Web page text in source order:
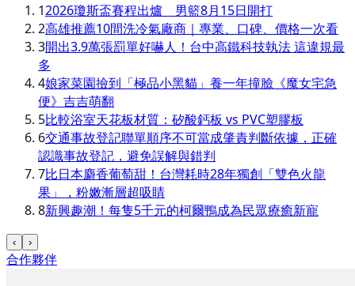
12026瓊斯盃賽程出爐 男籃8月15日開打
2高雄推薦10間洗冷氣廠商｜專業、口碑、價格一次看
3開出3.9萬張罰單好嚇人！台中高鐵科技執法 這違規最
多
4娘家菜園撿到「極品小黑貓」養一年撞臉《魔女宅急
便》吉吉萌翻
5比較浴室天花板材質：矽酸鈣板 vs PVC塑膠板
6交通事故登記聯單順序不可當成肇責判斷依據，正確
認識事故登記，避免誤解與錯判
7比日本麝香葡萄甜！台灣耗時28年獨創「雙色火龍
果」，粉嫩漸層超吸睛
8新興趣潮！每隻5千元的柯爾鴨成為民眾療癒新寵
‹ ›
合作夥伴